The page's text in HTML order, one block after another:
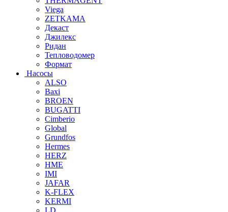
Viega
ZETKAMA
Декаст
Джилекс
Ридан
Тепловодомер
Формат
Насосы
ALSO
Baxi
BROEN
BUGATTI
Cimberio
Global
Grundfos
Hermes
HERZ
HME
IMI
JAFAR
K-FLEX
KERMI
LD